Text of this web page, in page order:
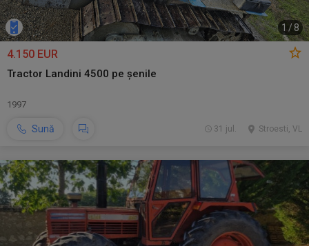
1 /8
4.150 EUR
Tractor Landini 4500 pe șenile
1997
Sună Stroesti, VL
31 jul.